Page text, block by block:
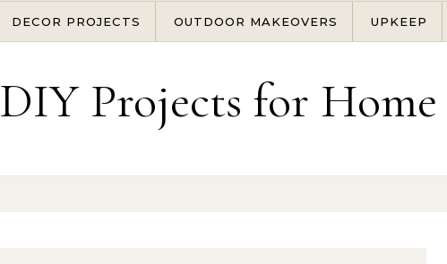
DECOR PROJECTS OUTDOOR MAKEOVERS UPKEEP
DIY Projects for Home